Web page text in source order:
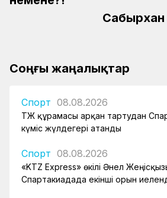
Соңғы жаңалықтар
Спорт 08.08.2026
ҚТЖ құрамасы арқан тартудан
күміс жүлдегері атанды
Спорт 08.08.2026
«KTZ Express» өкілі Әнел
Спартакиадада екінші орын